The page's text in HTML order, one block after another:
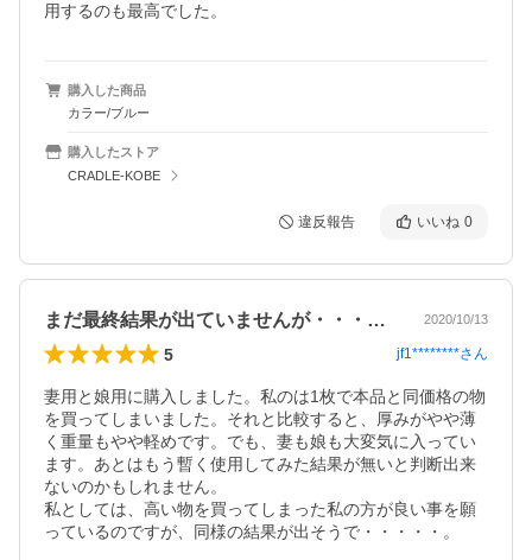
用するのも最高でした。
購入した商品
カラー/ブルー
購入したストア
CRADLE-KOBE
違反報告 いいね 0
まだ最終結果が出ていませんが・・・・・。 2020/10/13
5 jf1********さん
妻用と娘用に購入しました。私のは1枚で本品と同価格の物
を買ってしまいました。それと比較すると、厚みがやや薄
く重量もやや軽めです。でも、妻も娘も大変気に入ってい
ます。あとはもう暫く使用してみた結果が無いと判断出来
ないのかもしれません。
私としては、高い物を買ってしまった私の方が良い事を願
っているのですが、同様の結果が出そうで・・・・・。